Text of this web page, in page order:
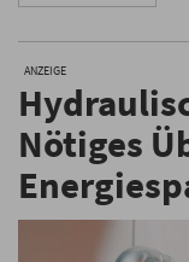
ANZEIGE
Nötiges